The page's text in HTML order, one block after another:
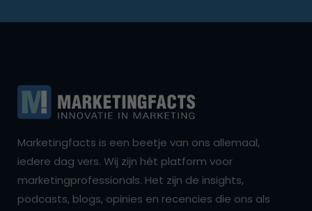
Marketingfacts is een beetje van ons allemaal,
iedere dag vers. Wij zijn hét platform voor
marketingprofessionals. Het zijn de insights,
podcasts, blogs, opinies en recencies die ons als